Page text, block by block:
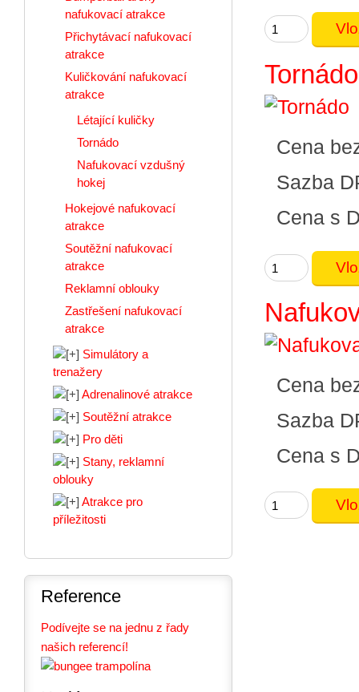
Tornádo
Cena
Sazba
Cena s
Cena
Sazba
Cena s
nafukovací atrakce
Přichytávací nafukovací
atrakce
Kuličkování nafukovací
atrakce
Létající kuličky
Tornádo
Nafukovací vzdušný
hokej
Hokejové nafukovací
atrakce
Soutěžní nafukovací
atrakce
Reklamní oblouky
Zastřešení nafukovací
atrakce
Simulátory a
trenažery
Adrenalinové atrakce
Soutěžní atrakce
Pro děti
Stany, reklamní
oblouky
Atrakce pro
příležitosti
Reference
Podívejte se na jednu z řady
našich referencí!